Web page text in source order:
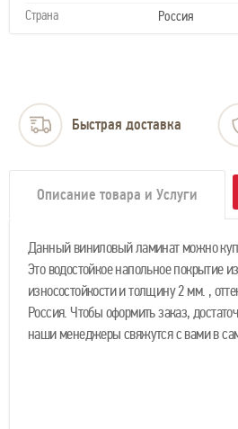
Страна Россия
Быстрая доставка
Описание товара и Услуги
Данный виниловый ламинат можно
Это водостойкое напольное покрытие
износостойкости и толщину 2 мм. ,
Россия. Чтобы оформить заказ,
наши менеджеры свяжутся с вами в